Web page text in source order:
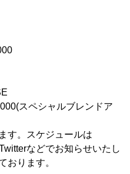
スペシャルブレンドア
す。スケジュールは
などでお知らせいたし
おります。